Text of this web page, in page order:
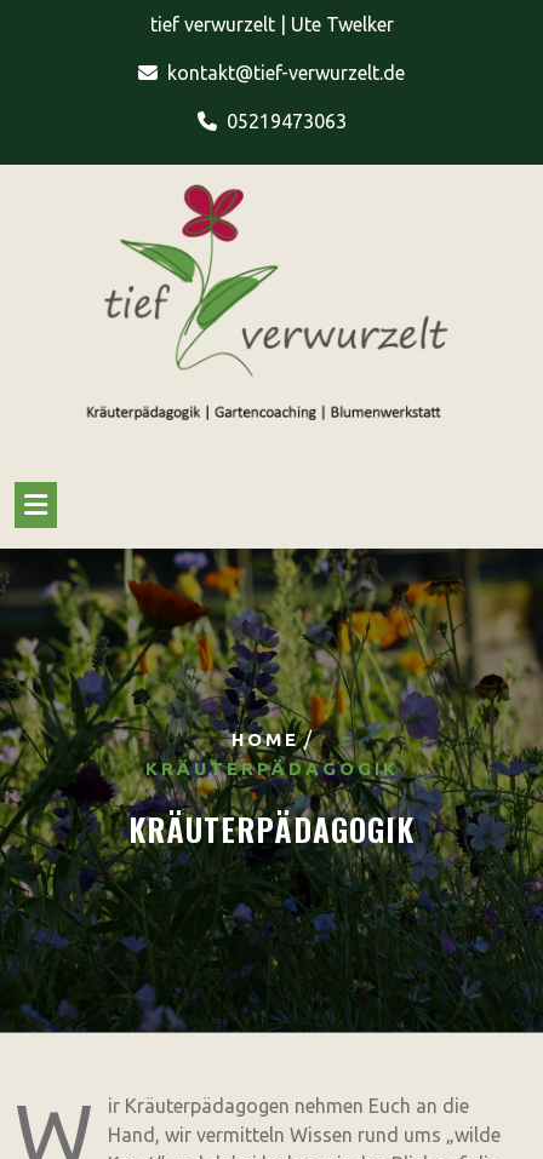
tief verwurzelt | Ute Twelker
kontakt@tief-verwurzelt.de
05219473063
HOME/
KRÄUTERPÄDAGOGIK
KRÄUTERPÄDAGOGIK
W
ir Kräuterpädagogen nehmen Euch an die
Hand, wir vermitteln Wissen rund ums „wilde